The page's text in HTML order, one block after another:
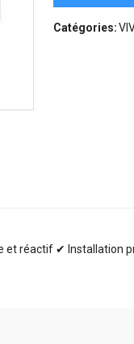
Catégories:
et réactif ✔ Installation